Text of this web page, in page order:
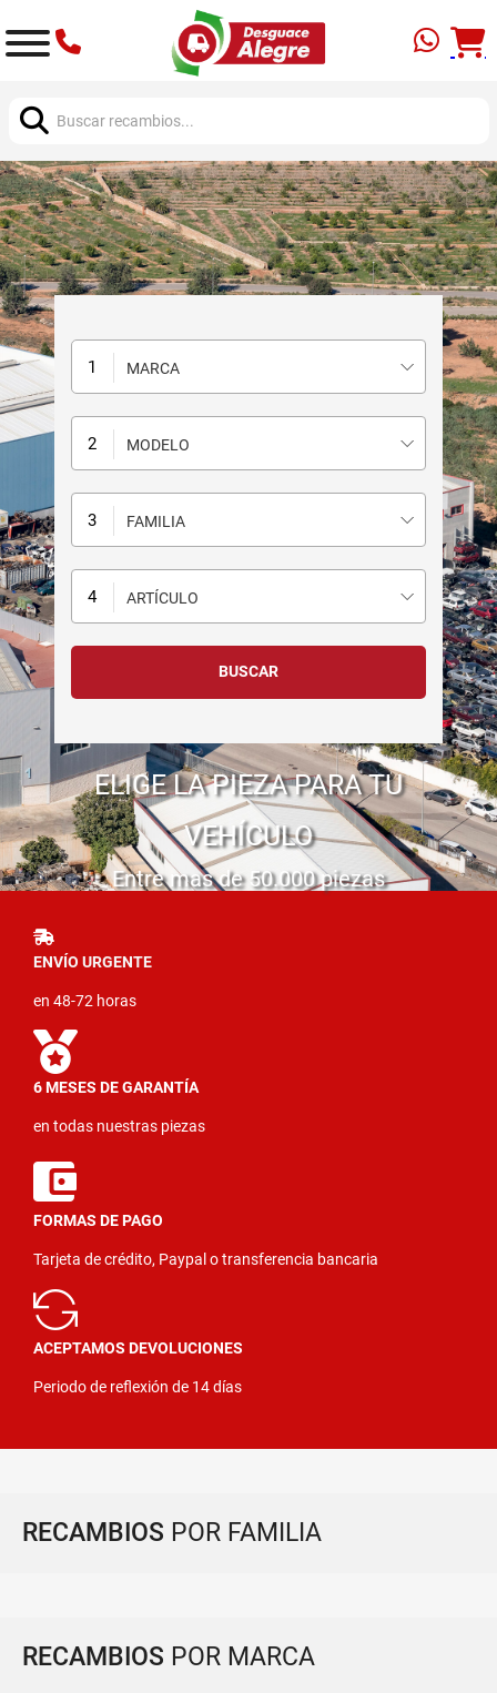
MARCA
MODELO
FAMILIA
ARTÍCULO
ELIGE LA PIEZA PARA TU
VEHÍCULO
Entre mas de 50.000 piezas
ENVÍO URGENTE
en 48-72 horas
6 MESES DE GARANTÍA
en todas nuestras piezas
FORMAS DE PAGO
Tarjeta de crédito, Paypal o transferencia bancaria
ACEPTAMOS DEVOLUCIONES
Periodo de reflexión de 14 días
RECAMBIOS POR FAMILIA
RECAMBIOS POR MARCA